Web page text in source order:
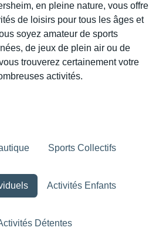
en pleine nature, vous offre
de loisirs pour tous les âges et
soyez amateur de sports
de jeux de plein air ou de
trouverez certainement votre
activités.
Sports Collectifs
Activités Enfants
Détentes